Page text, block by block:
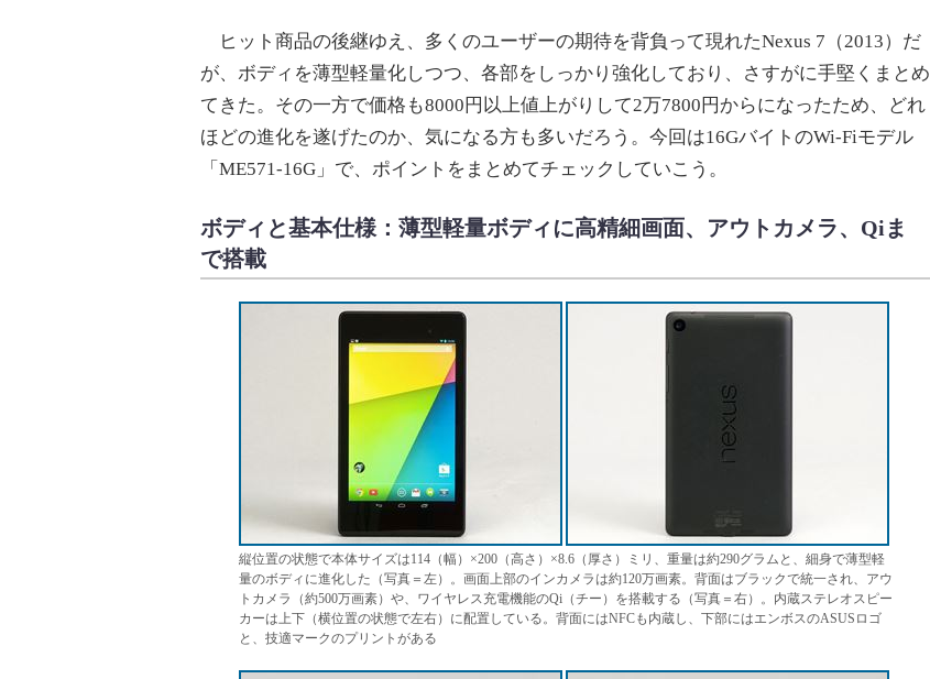
ヒット商品の後継ゆえ、多くのユーザーの期待を背負って現れたNexus 7（2013）だ
が、ボディを薄型軽量化しつつ、各部をしっかり強化しており、さすがに手堅くまとめ
てきた。その一方で価格も8000円以上値上がりして2万7800円からになったため、どれ
ほどの進化を遂げたのか、気になる方も多いだろう。今回は16GバイトのWi-Fiモデル
「ME571-16G」で、ポイントをまとめてチェックしていこう。
ボディと基本仕様：薄型軽量ボディに高精細画面、アウトカメラ、Qiま
で搭載
縦位置の状態で本体サイズは114（幅）×200（高さ）×8.6（厚さ）ミリ、重量は約290グラムと、細身で薄型軽
量のボディに進化した（写真＝左）。画面上部のインカメラは約120万画素。背面はブラックで統一され、アウ
トカメラ（約500万画素）や、ワイヤレス充電機能のQi（チー）を搭載する（写真＝右）。内蔵ステレオスピー
カーは上下（横位置の状態で左右）に配置している。背面にはNFCも内蔵し、下部にはエンボスのASUSロゴ
と、技適マークのプリントがある